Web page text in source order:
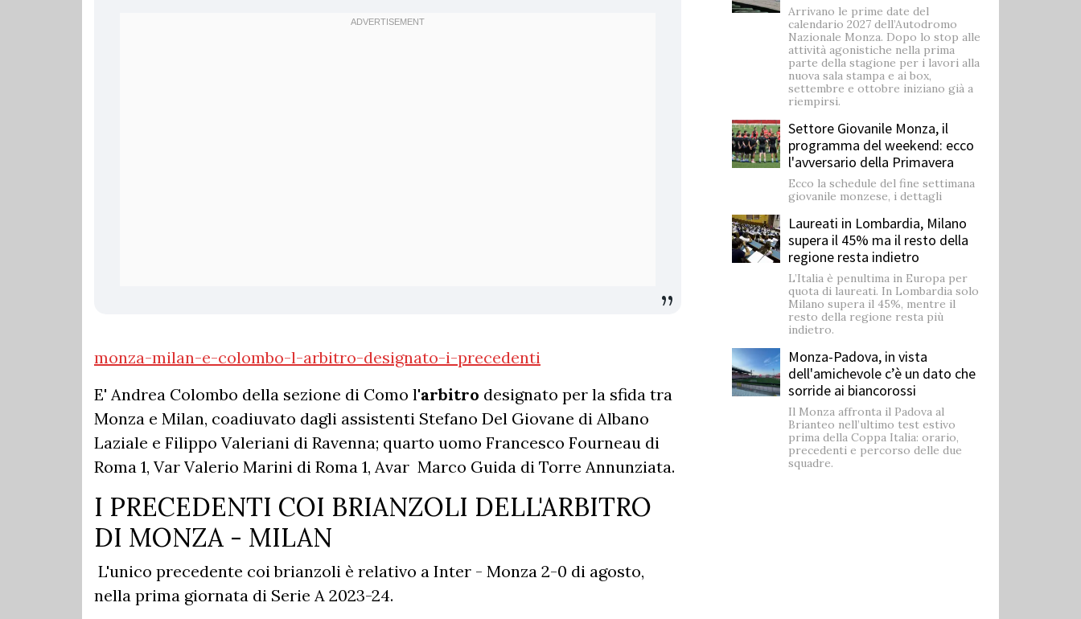
monza-milan-e-colombo-l-arbitro-designato-i-precedenti
E' Andrea Colombo della sezione di Como l'arbitro designato per la sfida tra
Monza e Milan, coadiuvato dagli assistenti Stefano Del Giovane di Albano
Laziale e Filippo Valeriani di Ravenna; quarto uomo Francesco Fourneau di
Roma 1, Var Valerio Marini di Roma 1, Avar Marco Guida di Torre Annunziata.
I PRECEDENTI COI BRIANZOLI DELL'ARBITRO
DI MONZA - MILAN
L'unico precedente coi brianzoli è relativo a Inter - Monza 2-0 di agosto,
nella prima giornata di Serie A 2023-24.
Arrivano le prime date del
calendario 2027 dell’Autodromo
Nazionale Monza. Dopo lo stop alle
attività agonistiche nella prima
parte della stagione per i lavori alla
nuova sala stampa e ai box,
settembre e ottobre iniziano già a
riempirsi.
Settore Giovanile Monza, il
programma del weekend: ecco
l'avversario della Primavera
Ecco la schedule del fine settimana
giovanile monzese, i dettagli
Laureati in Lombardia, Milano
supera il 45% ma il resto della
regione resta indietro
L’Italia è penultima in Europa per
quota di laureati. In Lombardia solo
Milano supera il 45%, mentre il
resto della regione resta più
indietro.
Monza-Padova, in vista
dell'amichevole c’è un dato che
sorride ai biancorossi
Il Monza affronta il Padova al
Brianteo nell’ultimo test estivo
prima della Coppa Italia: orario,
precedenti e percorso delle due
squadre.